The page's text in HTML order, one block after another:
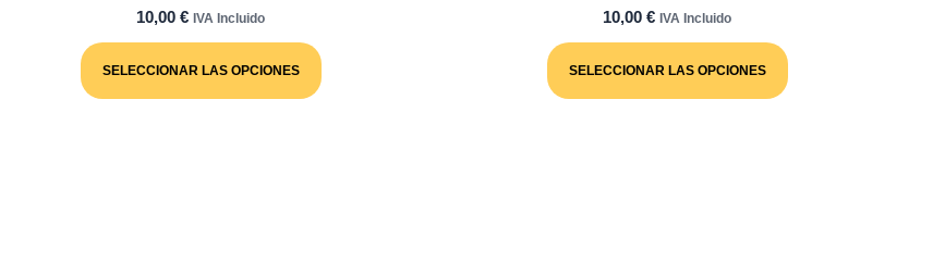
10,00 € IVA Incluido
SELECCIONAR LAS OPCIONES
Producto
Tiene
10,00 € IVA Incluido
SELECCIONAR LAS OPCIONES
Producto
Tiene